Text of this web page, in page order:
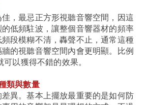
，最忌正方形視聽音響空間，因這
低頻駐波，讓整個音響器材的頻率
段模糊不清，轟聲不止，通常這種
的視聽音響空間內會更明顯。比例
以獲得不錯的效果。
類與數量
異。基本上擺放最重要的是如何防